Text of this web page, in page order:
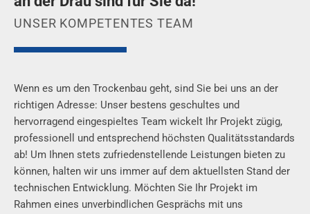
UNSER KOMPETENTES TEAM
Wenn es um den Trockenbau geht, sind Sie bei uns an der
richtigen Adresse: Unser bestens geschultes und
hervorragend eingespieltes Team wickelt Ihr Projekt zügig,
professionell und entsprechend höchsten Qualitätsstandards
ab! Um Ihnen stets zufriedenstellende Leistungen bieten zu
können, halten wir uns immer auf dem aktuellsten Stand der
technischen Entwicklung. Möchten Sie Ihr Projekt im
Rahmen eines unverbindlichen Gesprächs mit uns